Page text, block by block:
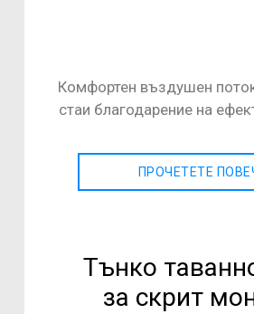
Комфортен въздушен
стаи благодарение на
ПРОЧЕТЕТЕ
Тънко
за скрит